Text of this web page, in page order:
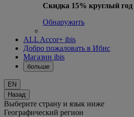
Скидка 15% круглый год
Обнаружить
ALL Accor+ ibis
Добро пожаловать в Ибис
Магазин ibis
больше
EN
Назад
Выберите страну и язык ниже
Географический регион